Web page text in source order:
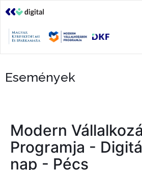
Események
Modern
Programja -
nap - Pécs